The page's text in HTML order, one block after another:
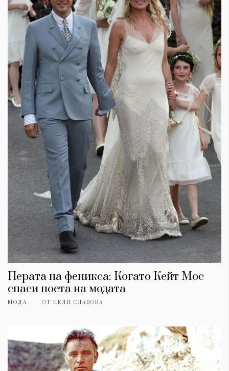
Перата на феникса: Когато Кейт Мос
спаси поета на модата
МОДА ОТ НЕЛИ СЛАВОВА